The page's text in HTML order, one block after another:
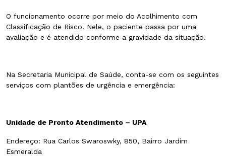
O funcionamento ocorre por meio do Acolhimento com
Classificação de Risco. Nele, o paciente passa por uma
avaliação e é atendido conforme a gravidade da situação.
Na Secretaria Municipal de Saúde, conta-se com os seguintes
serviços com plantões de urgência e emergência:
Unidade de Pronto Atendimento – UPA
Endereço: Rua Carlos Swaroswky, 850, Bairro Jardim
Esmeralda